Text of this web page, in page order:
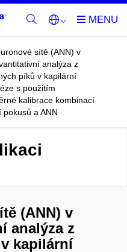
sítě (ANN) v
analýza z
píků v kapilární
s použitím
kalibrace kombinací
pokusů a ANN
(ANN) v
analýza z
kapilární